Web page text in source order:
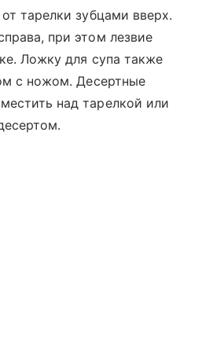
тарелки зубцами вверх.
при этом лезвие
Ложку для супа также
с ножом. Десертные
над тарелкой или